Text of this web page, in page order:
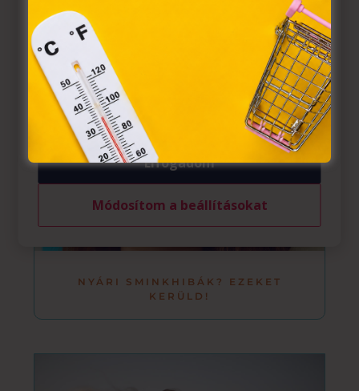
NYÁRI SMINKHIBÁK? EZEKET
KERÜLD!
információs társadalommal összefüggő szolgáltatások
egyes kérdéseiről szóló 2001. évi CVIII. törvény, valamint
az Európai Unió előírásainak megfelelően használjuk.
Azon weblapoknak, melyek az Európai Unió országain
belül működnek, a „sütik" használatához, és ezeknek a
felhasználó számítógépén vagy egyéb eszközén történő
tárolásához a felhasználók hozzájárulását kell kérniük.
Elfogadom
Módosítom a beállításokat